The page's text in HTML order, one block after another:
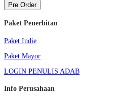
Pre Order
Paket Penerbitan
Paket Indie
Paket Mayor
LOGIN PENULIS ADAB
Info Perusahaan